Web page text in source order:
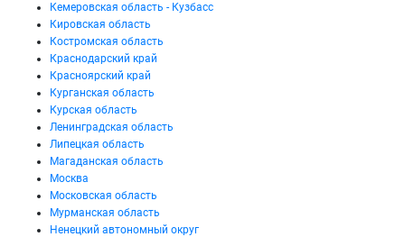
Кемеровская область - Кузбасс
Кировская область
Костромская область
Краснодарский край
Красноярский край
Курганская область
Курская область
Ленинградская область
Липецкая область
Магаданская область
Москва
Московская область
Мурманская область
Ненецкий автономный округ